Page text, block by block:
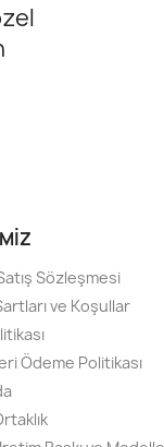
Sözleşmesi
ve Koşullar
Ödeme Politikası